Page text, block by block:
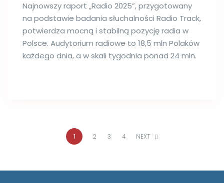
Najnowszy raport „Radio 2025”, przygotowany
na podstawie badania słuchalności Radio Track,
potwierdza mocną i stabilną pozycję radia w
Polsce. Audytorium radiowe to 18,5 mln Polaków
każdego dnia, a w skali tygodnia ponad 24 mln.
1 2 3 4 NEXT